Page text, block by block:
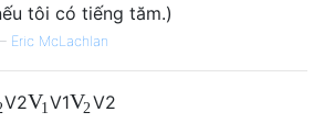
tôi có tiếng tăm.)
Eric McLachlan
V2V1 V1V2 V2